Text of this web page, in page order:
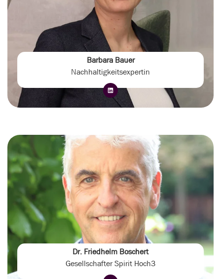
Barbara Bauer
Nachhaltigkeitsexpertin
Dr. Friedhelm Boschert
Gesellschafter Spirit Hoch3